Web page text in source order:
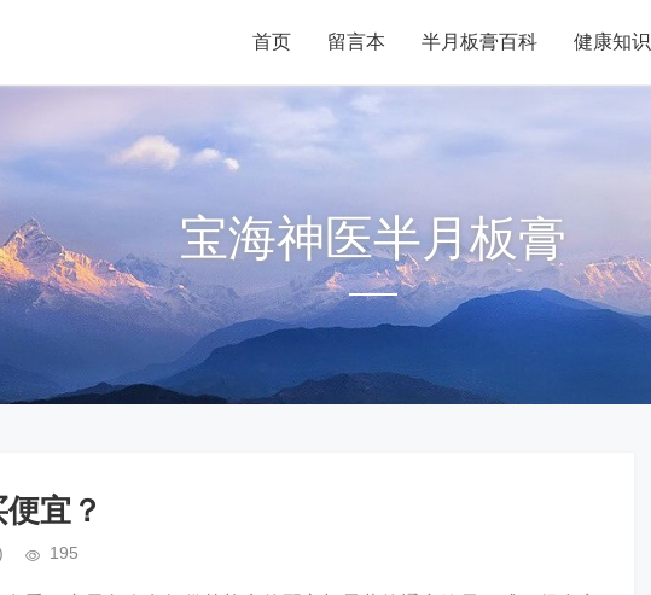
首页 留言本 半月板膏百科 健康知识
宝海神医半月板膏
宜？
195